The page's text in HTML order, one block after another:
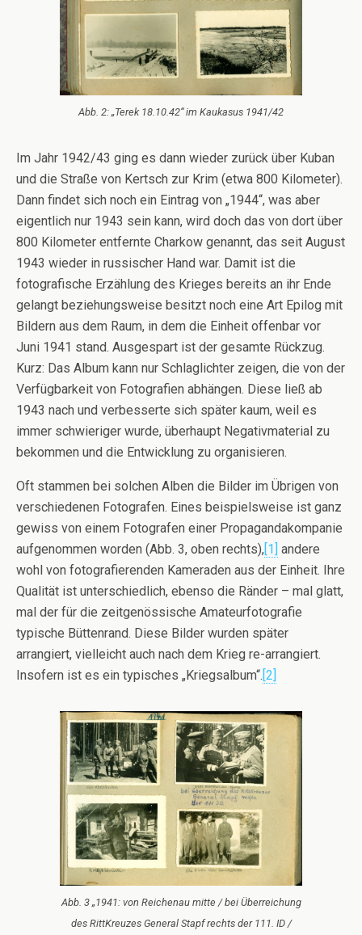
Abb. 2: „Terek 18.10.42“ im Kaukasus 1941/42
Im Jahr 1942/43 ging es dann wieder zurück über Kuban
und die Straße von Kertsch zur Krim (etwa 800 Kilometer).
Dann findet sich noch ein Eintrag von „1944“, was aber
eigentlich nur 1943 sein kann, wird doch das von dort über
800 Kilometer entfernte Charkow genannt, das seit August
1943 wieder in russischer Hand war. Damit ist die
fotografische Erzählung des Krieges bereits an ihr Ende
gelangt beziehungsweise besitzt noch eine Art Epilog mit
Bildern aus dem Raum, in dem die Einheit offenbar vor
Juni 1941 stand. Ausgespart ist der gesamte Rückzug.
Kurz: Das Album kann nur Schlaglichter zeigen, die von der
Verfügbarkeit von Fotografien abhängen. Diese ließ ab
1943 nach und verbesserte sich später kaum, weil es
immer schwieriger wurde, überhaupt Negativmaterial zu
bekommen und die Entwicklung zu organisieren.
Oft stammen bei solchen Alben die Bilder im Übrigen von
verschiedenen Fotografen. Eines beispielsweise ist ganz
gewiss von einem Fotografen einer Propagandakompanie
aufgenommen worden (Abb. 3, oben rechts), [1] andere
wohl von fotografierenden Kameraden aus der Einheit. Ihre
Qualität ist unterschiedlich, ebenso die Ränder – mal glatt,
mal der für die zeitgenössische Amateurfotografie
typische Büttenrand. Diese Bilder wurden später
arrangiert, vielleicht auch nach dem Krieg re-arrangiert.
Insofern ist es ein typisches „Kriegsalbum“. [2]
Abb. 3 „1941: von Reichenau mitte / bei Überreichung
des RittKreuzes General Stapf rechts der 111. ID /